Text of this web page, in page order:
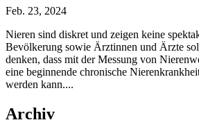
Feb. 23, 2024
Nieren sind diskret und zeigen keine
Bevölkerung sowie Ärztinnen und Ärzte
denken, dass mit der Messung von
eine beginnende chronische
werden kann....
Archiv